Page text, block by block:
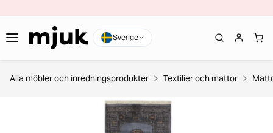
Sverige
Alla möbler och inredningsprodukter Textilier och mattor